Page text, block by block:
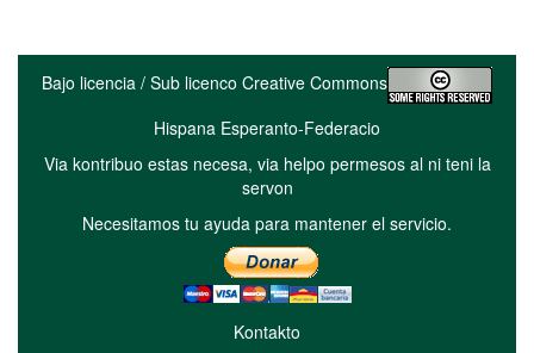
Bajo licencia / Sub licenco Creative Commons
Hispana Esperanto-Federacio
Via kontribuo estas necesa, via helpo permesos al ni teni la
servon
Necesitamos tu ayuda para mantener el servicio.
Kontakto